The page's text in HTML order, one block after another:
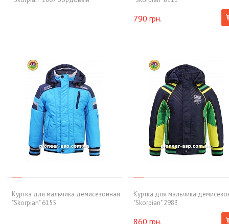
790 грн.
Куртка для мальчика демисезонная
"Skorpian" 6155
Куртка для мальчика
"Skorpian" 2983
860 грн.